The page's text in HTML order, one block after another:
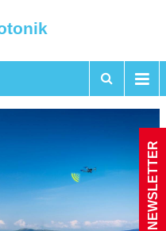
NEWSLETTER